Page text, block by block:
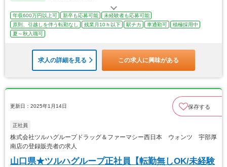
年収600万円以上可 新卒も応募可能
未経験者も応募可能
原則、引越しを伴う転勤なし
残業月10ｈ以下 駅チカ 車通勤可
積極採用中
夏～秋入職可
求人の詳細を見る この求人に興味がある
更新日：2025年1月14日 保存する
正社員
株式会社ツルハグループドラッグ＆ファーマシー西日本 ウォンツ 宇部厚
南店の登録販売者の求人
山口県★ツルハグループ正社員【転勤無しOK/未経験